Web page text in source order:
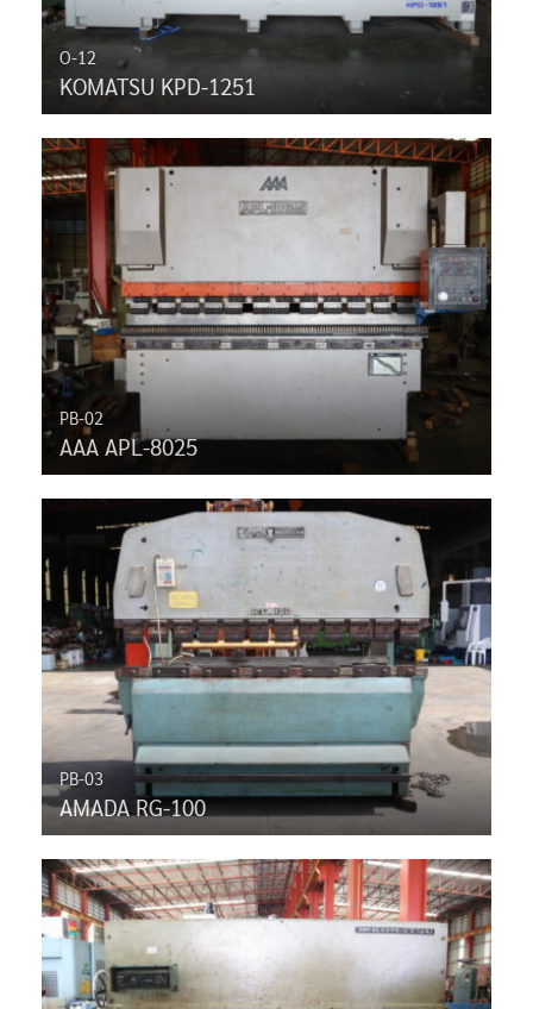
O-12
KOMATSU KPD-1251
PB-02
AAA APL-8025
PB-03
AMADA RG-100